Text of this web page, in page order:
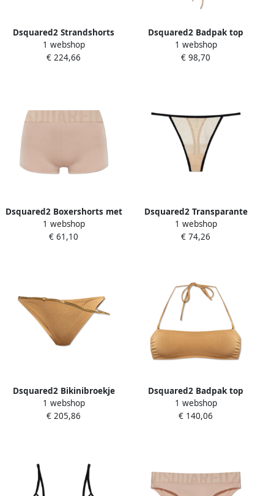
Dsquared2 Strandshorts
Beige Dames
1 webshop
€ 224,66
Dsquared2 Badpak top
Beige Dames
1 webshop
€ 98,70
Dsquared2 Boxershorts met
logo Beige Dames
1 webshop
€ 61,10
Dsquared2 Transparante
strings Beige Dames
1 webshop
€ 74,26
Dsquared2 Bikinibroekje
Beige Dames
1 webshop
€ 205,86
Dsquared2 Badpak top
Beige Dames
1 webshop
€ 140,06